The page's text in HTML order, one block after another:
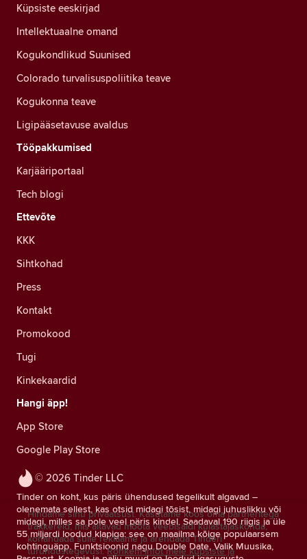
© 2026 Tinder LLC
Tinder on koht, kus päris ühendused tegelikult algavad –
olenemata sellest, kas otsid midagi tõsist, midagi juhuslikku või
midagi, milles sa pole veel päris kindel. Saadaval 190 riigis ja üle
55 miljardi loodud klapiga: see on maailma kõige populaarsem
kohtinguäpp. Funktsioonid nagu Double Date, Valik Muusika,
Küpsiste eeskirjad
Intellektuaalne omand
Kogukondlikud Suunised
Colorado turvalisuspoliitika teave
Kogukonna teave
Ligipääsetavuse avaldus
Tööpakkumised
Karjääriportaal
Tech blogi
Ettevõte
KKK
Sihtkohad
Press
Kontakt
Promokood
Tugi
Kinkekaardid
Hangi äpp!
App Store
Google Play Store
Hindame sinu privaatsust. Kasutame koos oma partneritega
träkkereid, mis aitavad mõõta veebisaidi külastajaskonda,
kohandada sulle reklaame ja arendada Tinderi
turundustegevusi. Rohkem infot meie küpsiste ja